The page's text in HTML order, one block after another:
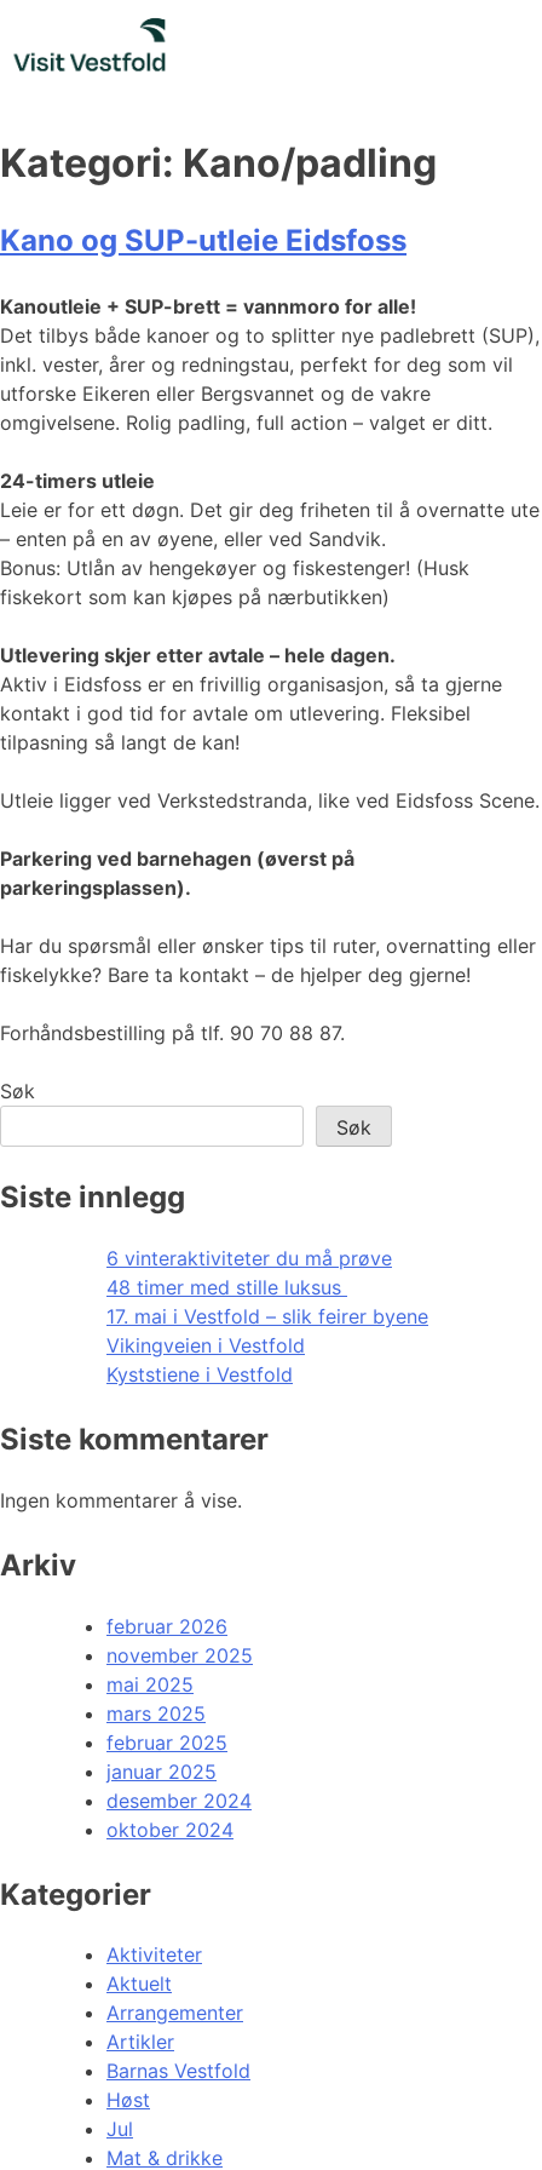
content
Kategori: Kano/padling
Kano og SUP-utleie Eidsfoss
Kanoutleie + SUP-brett = vannmoro for alle!
Det tilbys både kanoer og to splitter nye padlebrett (SUP),
inkl. vester, årer og redningstau, perfekt for deg som vil
utforske Eikeren eller Bergsvannet og de vakre
omgivelsene. Rolig padling, full action – valget er ditt.
24-timers utleie
Leie er for ett døgn. Det gir deg friheten til å overnatte ute
– enten på en av øyene, eller ved Sandvik.
Bonus: Utlån av hengekøyer og fiskestenger! (Husk
fiskekort som kan kjøpes på nærbutikken)
Utlevering skjer etter avtale – hele dagen.
Aktiv i Eidsfoss er en frivillig organisasjon, så ta gjerne
kontakt i god tid for avtale om utlevering. Fleksibel
tilpasning så langt de kan!
Utleie ligger ved Verkstedstranda, like ved Eidsfoss Scene.
Parkering ved barnehagen (øverst på
parkeringsplassen).
Har du spørsmål eller ønsker tips til ruter, overnatting eller
fiskelykke? Bare ta kontakt – de hjelper deg gjerne!
Forhåndsbestilling på tlf. 90 70 88 87.
Søk
Søk
Siste innlegg
6 vinteraktiviteter du må prøve
48 timer med stille luksus
17. mai i Vestfold – slik feirer byene
Vikingveien i Vestfold
Kyststiene i Vestfold
Siste kommentarer
Ingen kommentarer å vise.
Arkiv
februar 2026
november 2025
mai 2025
mars 2025
februar 2025
januar 2025
desember 2024
oktober 2024
Kategorier
Aktiviteter
Aktuelt
Arrangementer
Artikler
Barnas Vestfold
Høst
Jul
Mat & drikke